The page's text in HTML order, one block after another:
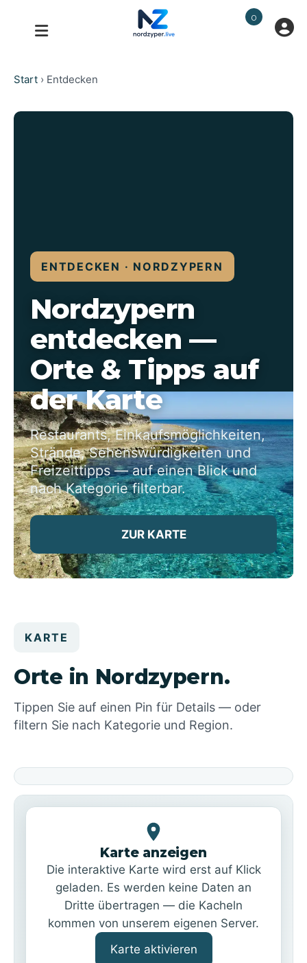
0
Start › Entdecken
ENTDECKEN · NORDZYPERN
Nordzypern
entdecken —
Orte & Tipps auf
der Karte
Restaurants, Einkaufsmöglichkeiten,
Strände, Sehenswürdigkeiten und
Freizeittipps — auf einen Blick und
nach Kategorie filterbar.
ZUR KARTE
KARTE
Orte in Nordzypern.
Tippen Sie auf einen Pin für Details — oder
filtern Sie nach Kategorie und Region.
Karte anzeigen
Die interaktive Karte wird erst auf Klick
geladen. Es werden keine Daten an
Dritte übertragen — die Kacheln
kommen von unserem eigenen Server.
Karte aktivieren